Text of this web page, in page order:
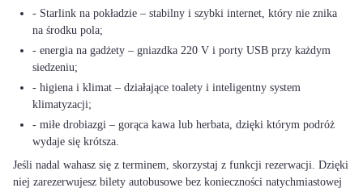
- Starlink na pokładzie – stabilny i szybki internet, który nie znika
na środku pola;
- energia na gadżety – gniazdka 220 V i porty USB przy każdym
siedzeniu;
- higiena i klimat – działające toalety i inteligentny system
klimatyzacji;
- miłe drobiazgi – gorąca kawa lub herbata, dzięki którym podróż
wydaje się krótsza.
Jeśli nadal wahasz się z terminem, skorzystaj z funkcji rezerwacji. Dzięki
niej zarezerwujesz bilety autobusowe bez konieczności natychmiastowej